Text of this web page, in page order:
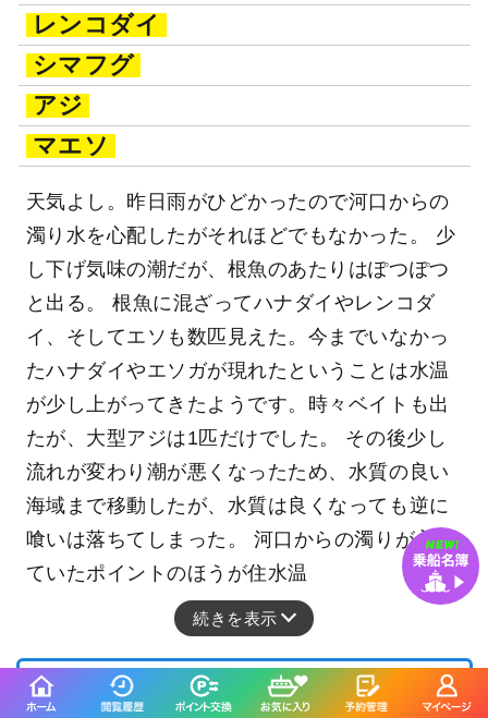
レンコダイ
シマフグ
アジ
マエソ
天気よし。昨日雨がひどかったので河口からの
濁り水を心配したがそれほどでもなかった。 少
し下げ気味の潮だが、根魚のあたりはぽつぽつ
と出る。 根魚に混ざってハナダイやレンコダ
イ、そしてエソも数匹見えた。今までいなかっ
たハナダイやエソガが現れたということは水温
が少し上がってきたようです。時々ベイトも出
たが、大型アジは1匹だけでした。 その後少し
流れが変わり潮が悪くなったため、水質の良い
海域まで移動したが、水質は良くなっても逆に
喰いは落ちてしまった。 河口からの濁りが入っ
ていたポイントのほうが住水温
続きを表示
◇午前便◇サビキ＆根魚五目釣りプラン
（アジ泳がせやルアーもOK）